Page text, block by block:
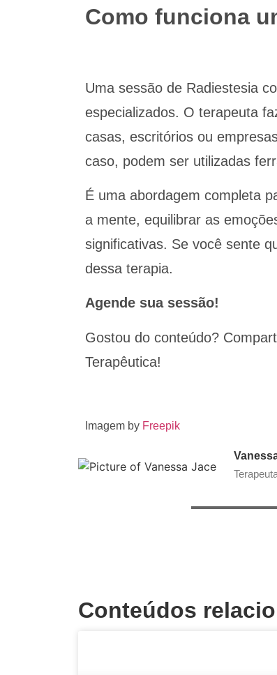
Como funciona
Uma sessão de Radiestesia
especializados. O terapeuta
casas, escritórios ou
caso, podem ser utilizadas
É uma abordagem completa
a mente, equilibrar as
significativas. Se você sente
dessa terapia.
Agende sua sessão!
Gostou do conteúdo?
Terapêutica!
Imagem by Freepik
Conteúdos